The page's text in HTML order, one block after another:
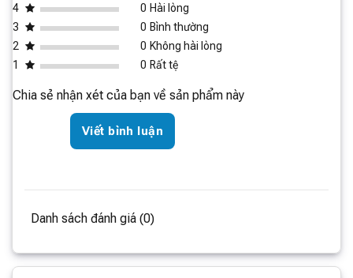
4
0 Hài lòng
3
0 Bình thường
2
0 Không hài lòng
1
0 Rất tệ
Chia sẻ nhận xét của bạn về sản phẩm này
Viết bình luận
Danh sách đánh giá (0)